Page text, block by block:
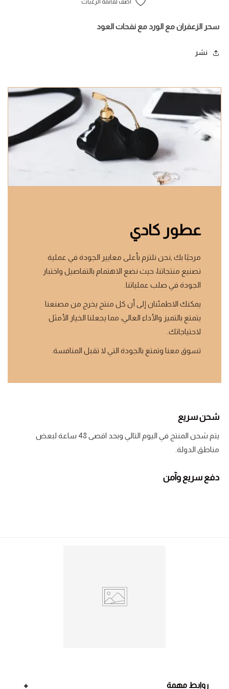
أضف لقائمة الرغبات
سحر الزعفران مع الورد مع نفحات العود
نشر
عطور كادي
مرحبًا بك ,نحن نلتزم بأعلى معايير الجودة في عملية
تصنيع منتجاتنا، حيث نضع الاهتمام بالتفاصيل واختبار
الجودة في صلب عملياتنا.
يمكنك الاطمئنان إلى أن كل منتج يخرج من مصنعنا
يتمتع بالتميز والأداء العالي، مما يجعلنا الخيار الأمثل
لاحتياجاتك.
تسوق معنا وتمتع بالجودة التي لا تقبل المنافسة.
شحن سريع
يتم شحن المنتج في اليوم التالي وبحد اقصى 48 ساعة لبعض
مناطق الدولة.
دفع سريع وآمن
روابط مهمة